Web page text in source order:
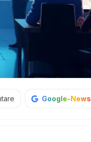
Google-News